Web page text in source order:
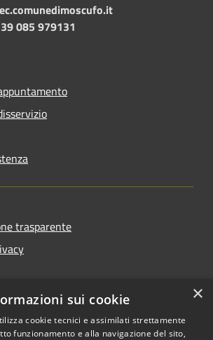
085 979131
trasparente
accessibilità
×
sui cookie
cookie tecnici e assimilati strettamente
funzionamento e alla navigazione del sito,